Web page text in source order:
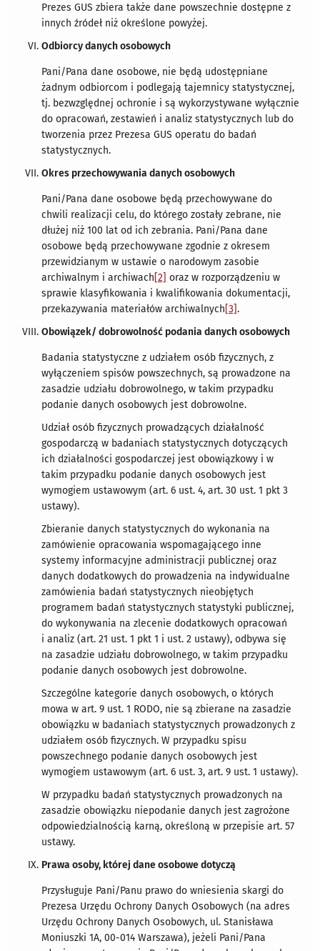
Prezes GUS zbiera także dane powszechnie dostępne z
innych źródeł niż określone powyżej.
Odbiorcy danych osobowych
Pani/Pana dane osobowe, nie będą udostępniane
żadnym odbiorcom i podlegają tajemnicy statystycznej,
tj. bezwzględnej ochronie i są wykorzystywane wyłącznie
do opracowań, zestawień i analiz statystycznych lub do
tworzenia przez Prezesa GUS operatu do badań
statystycznych.
Okres przechowywania danych osobowych
Pani/Pana dane osobowe będą przechowywane do
chwili realizacji celu, do którego zostały zebrane, nie
dłużej niż 100 lat od ich zebrania. Pani/Pana dane
osobowe będą przechowywane zgodnie z okresem
przewidzianym w ustawie o narodowym zasobie
archiwalnym i archiwach[2] oraz w rozporządzeniu w
sprawie klasyfikowania i kwalifikowania dokumentacji,
przekazywania materiałów archiwalnych[3].
Obowiązek/ dobrowolność podania danych osobowych
Badania statystyczne z udziałem osób fizycznych, z
wyłączeniem spisów powszechnych, są prowadzone na
zasadzie udziału dobrowolnego, w takim przypadku
podanie danych osobowych jest dobrowolne.
Udział osób fizycznych prowadzących działalność
gospodarczą w badaniach statystycznych dotyczących
ich działalności gospodarczej jest obowiązkowy i w
takim przypadku podanie danych osobowych jest
wymogiem ustawowym (art. 6 ust. 4, art. 30 ust. 1 pkt 3
ustawy).
Zbieranie danych statystycznych do wykonania na
zamówienie opracowania wspomagającego inne
systemy informacyjne administracji publicznej oraz
danych dodatkowych do prowadzenia na indywidualne
zamówienia badań statystycznych nieobjętych
programem badań statystycznych statystyki publicznej,
do wykonywania na zlecenie dodatkowych opracowań
i analiz (art. 21 ust. 1 pkt 1 i ust. 2 ustawy), odbywa się
na zasadzie udziału dobrowolnego, w takim przypadku
podanie danych osobowych jest dobrowolne.
Szczególne kategorie danych osobowych, o których
mowa w art. 9 ust. 1 RODO, nie są zbierane na zasadzie
obowiązku w badaniach statystycznych prowadzonych z
udziałem osób fizycznych. W przypadku spisu
powszechnego podanie danych osobowych jest
wymogiem ustawowym (art. 6 ust. 3, art. 9 ust. 1 ustawy).
W przypadku badań statystycznych prowadzonych na
zasadzie obowiązku niepodanie danych jest zagrożone
odpowiedzialnością karną, określoną w przepisie art. 57
ustawy.
Prawa osoby, której dane osobowe dotyczą
Przysługuje Pani/Panu prawo do wniesienia skargi do
Prezesa Urzędu Ochrony Danych Osobowych (na adres
Urzędu Ochrony Danych Osobowych, ul. Stanisława
Moniuszki 1A, 00-014 Warszawa), jeżeli Pani/Pana